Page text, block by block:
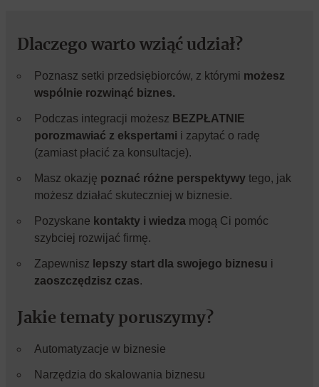
Dlaczego warto wziąć udział?
Poznasz setki przedsiębiorców, z którymi możesz
wspólnie rozwinąć biznes.
Podczas integracji możesz BEZPŁATNIE
porozmawiać z ekspertami i zapytać o radę
(zamiast płacić za konsultacje).
Masz okazję poznać różne perspektywy tego, jak
możesz działać skuteczniej w biznesie.
Pozyskane kontakty i wiedza mogą Ci pomóc
szybciej rozwijać firmę.
Zapewnisz lepszy start dla swojego biznesu i
zaoszczędzisz czas.
Jakie tematy poruszymy?
Automatyzacje w biznesie
Narzędzia do skalowania biznesu